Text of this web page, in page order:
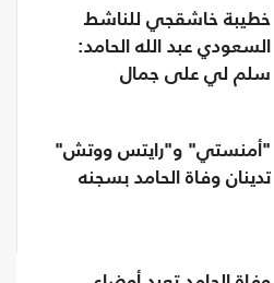
خطيبة خاشقجي للناشط
السعودي عبد الله الحامد:
سلم لي على جمال
"أمنستي" و"رايتس ووتش"
تدينان وفاة الحامد بسجنه